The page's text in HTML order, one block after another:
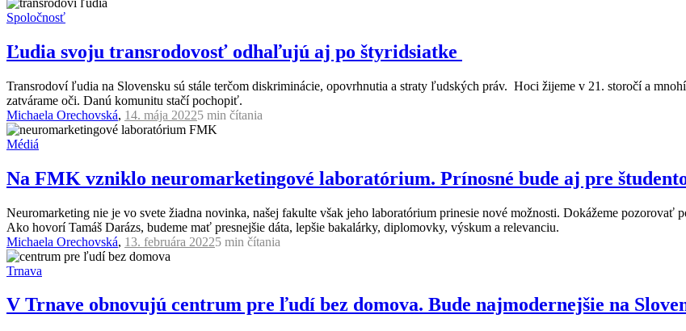
Spoločnosť
Ľudia svoju transrodovosť odhaľujú aj po štyridsiatke
Transrodoví ľudia na Slovensku sú stále terčom diskriminácie, opovrhnutia a straty ľudských práv. Hoci žijeme v 21. storočí a
zatvárame oči. Danú komunitu stačí pochopiť.
Michaela Orechovská, 14. mája 20225 min čítania
Médiá
Na FMK vzniklo neuromarketingové laboratórium. Prínosné bude aj pre
Neuromarketing nie je vo svete žiadna novinka, našej fakulte však jeho laboratórium prinesie nové možnosti. Dokážeme pozorovať
Ako hovorí Tamáš Darázs, budeme mať presnejšie dáta, lepšie bakalárky, diplomovky, výskum a relevanciu.
Michaela Orechovská, 13. februára 20225 min čítania
Trnava
V Trnave obnovujú centrum pre ľudí bez domova. Bude najmodernejšie na